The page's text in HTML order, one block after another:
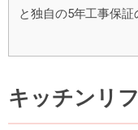
と独自の5年工事保証
キッチンリ